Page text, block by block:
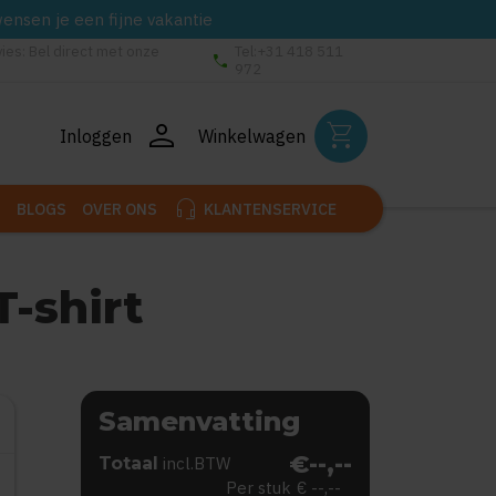
je een fijne vakantie
phone
Inloggen person Winkelwagen shopping_cart
BLOGS OVER ONS headset_mic KLANTENSERVICE
shirt
Samenvatting
Totaal incl.BTW €--,--
Per stuk € --,--